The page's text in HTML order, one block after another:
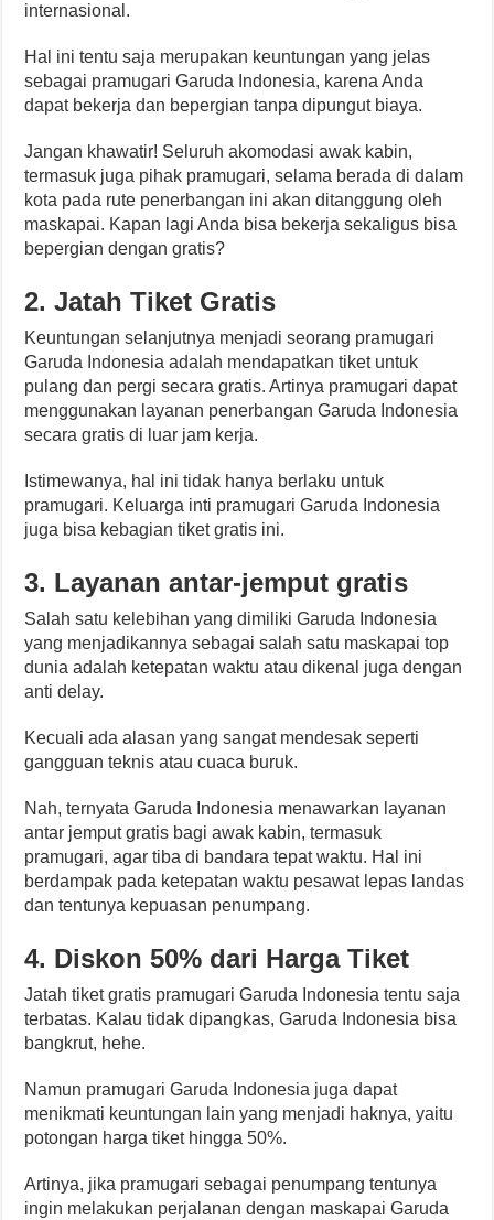
internasional.
Hal ini tentu saja merupakan keuntungan yang jelas
sebagai pramugari Garuda Indonesia, karena Anda
dapat bekerja dan bepergian tanpa dipungut biaya.
Jangan khawatir! Seluruh akomodasi awak kabin,
termasuk juga pihak pramugari, selama berada di dalam
kota pada rute penerbangan ini akan ditanggung oleh
maskapai. Kapan lagi Anda bisa bekerja sekaligus bisa
bepergian dengan gratis?
2. Jatah Tiket Gratis
Keuntungan selanjutnya menjadi seorang pramugari
Garuda Indonesia adalah mendapatkan tiket untuk
pulang dan pergi secara gratis. Artinya pramugari dapat
menggunakan layanan penerbangan Garuda Indonesia
secara gratis di luar jam kerja.
Istimewanya, hal ini tidak hanya berlaku untuk
pramugari. Keluarga inti pramugari Garuda Indonesia
juga bisa kebagian tiket gratis ini.
3. Layanan antar-jemput gratis
Salah satu kelebihan yang dimiliki Garuda Indonesia
yang menjadikannya sebagai salah satu maskapai top
dunia adalah ketepatan waktu atau dikenal juga dengan
anti delay.
Kecuali ada alasan yang sangat mendesak seperti
gangguan teknis atau cuaca buruk.
Nah, ternyata Garuda Indonesia menawarkan layanan
antar jemput gratis bagi awak kabin, termasuk
pramugari, agar tiba di bandara tepat waktu. Hal ini
berdampak pada ketepatan waktu pesawat lepas landas
dan tentunya kepuasan penumpang.
4. Diskon 50% dari Harga Tiket
Jatah tiket gratis pramugari Garuda Indonesia tentu saja
terbatas. Kalau tidak dipangkas, Garuda Indonesia bisa
bangkrut, hehe.
Namun pramugari Garuda Indonesia juga dapat
menikmati keuntungan lain yang menjadi haknya, yaitu
potongan harga tiket hingga 50%.
Artinya, jika pramugari sebagai penumpang tentunya
ingin melakukan perjalanan dengan maskapai Garuda